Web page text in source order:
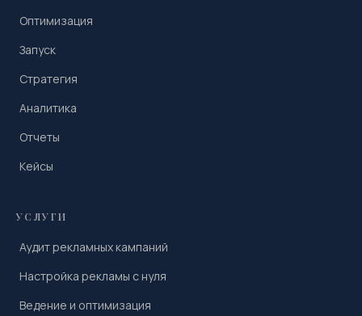
Оптимизация
Запуск
Стратегия
Аналитика
Отчеты
Кейсы
УСЛУГИ
Аудит рекламных кампаний
Настройка рекламы с нуля
Ведение и оптимизация